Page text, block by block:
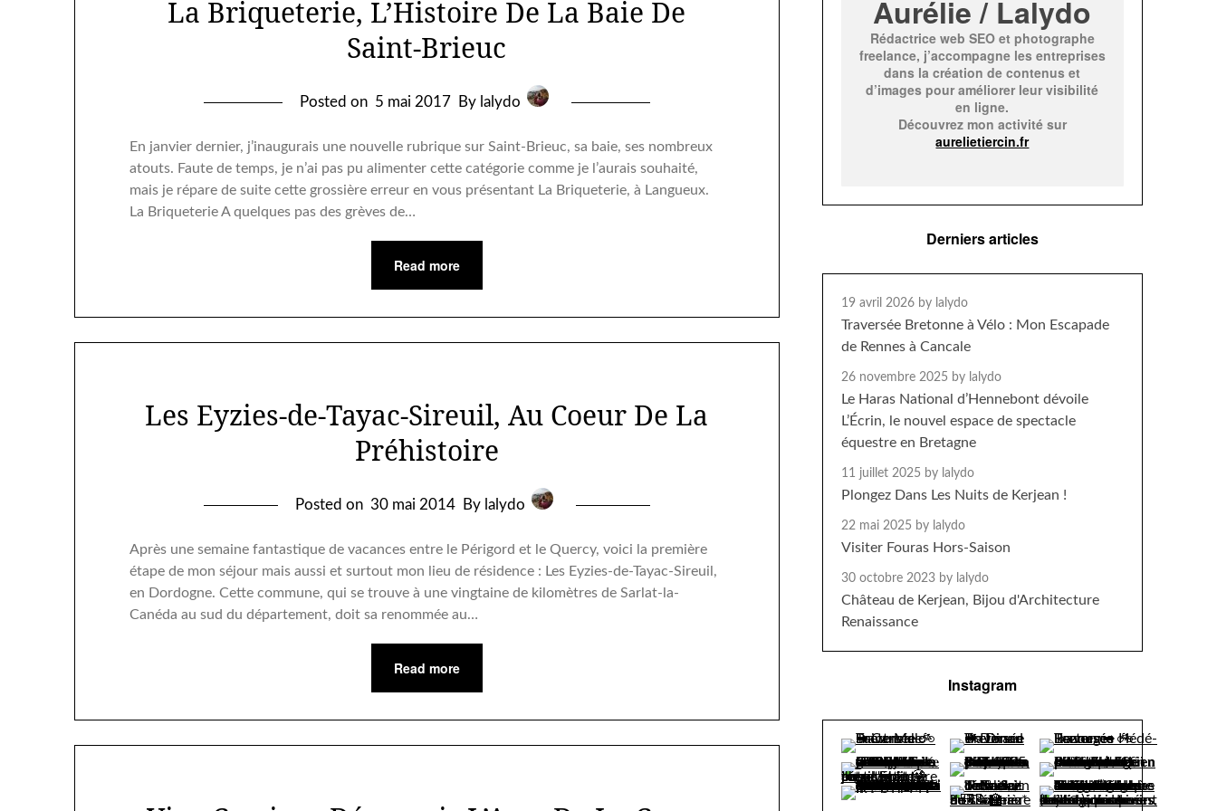
La Briqueterie, L’Histoire De La Baie De
Saint-Brieuc
Posted on 5 mai 2017 By lalydo
En janvier dernier, j’inaugurais une nouvelle rubrique sur Saint-Brieuc, sa baie, ses nombreux
atouts. Faute de temps, je n’ai pas pu alimenter cette catégorie comme je l’aurais souhaité,
mais je répare de suite cette grossière erreur en vous présentant La Briqueterie, à Langueux.
La Briqueterie A quelques pas des grèves de…
Read more
Les Eyzies-de-Tayac-Sireuil, Au Coeur De La
Préhistoire
Posted on 30 mai 2014 By lalydo
Après une semaine fantastique de vacances entre le Périgord et le Quercy, voici la première
étape de mon séjour mais aussi et surtout mon lieu de résidence : Les Eyzies-de-Tayac-Sireuil,
en Dordogne. Cette commune, qui se trouve à une vingtaine de kilomètres de Sarlat-la-
Canéda au sud du département, doit sa renommée au…
Read more
Aurélie / Lalydo
Rédactrice web SEO et photographe
freelance, j’accompagne les entreprises
dans la création de contenus et
d’images pour améliorer leur visibilité
en ligne.
Découvrez mon activité sur
aurelietiercin.fr
Derniers articles
19 avril 2026 by lalydo
Traversée Bretonne à Vélo : Mon Escapade
de Rennes à Cancale
26 novembre 2025 by lalydo
Le Haras National d’Hennebont dévoile
L’Écrin, le nouvel espace de spectacle
équestre en Bretagne
11 juillet 2025 by lalydo
Plongez Dans Les Nuits de Kerjean !
22 mai 2025 by lalydo
Visiter Fouras Hors-Saison
30 octobre 2023 by lalydo
Château de Kerjean, Bijou d'Architecture
Renaissance
Instagram